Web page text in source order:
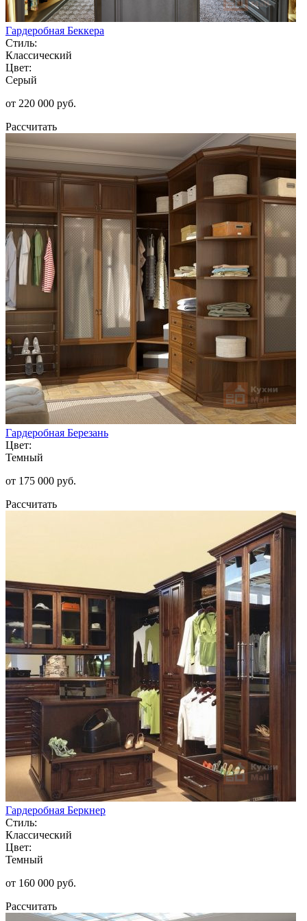
Гардеробная Беккера
Стиль:
Классический
Цвет:
Серый
от 220 000 руб.
Рассчитать
Гардеробная Березань
Цвет:
Темный
от 175 000 руб.
Рассчитать
Гардеробная Беркнер
Стиль:
Классический
Цвет:
Темный
от 160 000 руб.
Рассчитать